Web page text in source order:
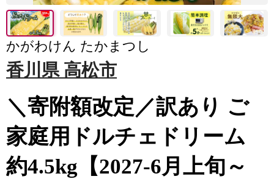
かがわけん たかまつし
香川県 高松市
＼寄附額改定／訳あり ご
家庭用ドルチェドリーム
約4.5kg【2027-6月上旬～